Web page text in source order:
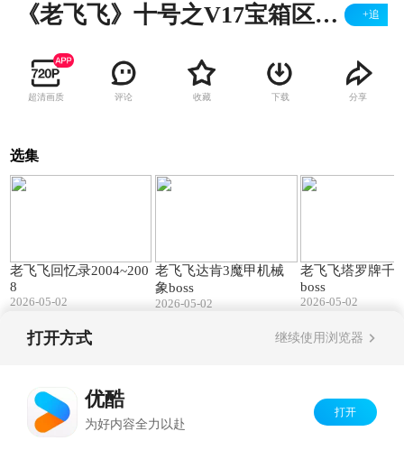
《老飞飞》十号之V17宝箱区宣传视频.MP4 +追
超清画质 评论 收藏 下载 分享
选集
老飞飞回忆录2004~200
8
2026-05-02
老飞飞达肯3魔甲机械
象boss
2026-05-02
老飞飞塔罗牌千
boss
2026-05-02
打开方式 继续使用浏览器
优酷
为好内容全力以赴
打开